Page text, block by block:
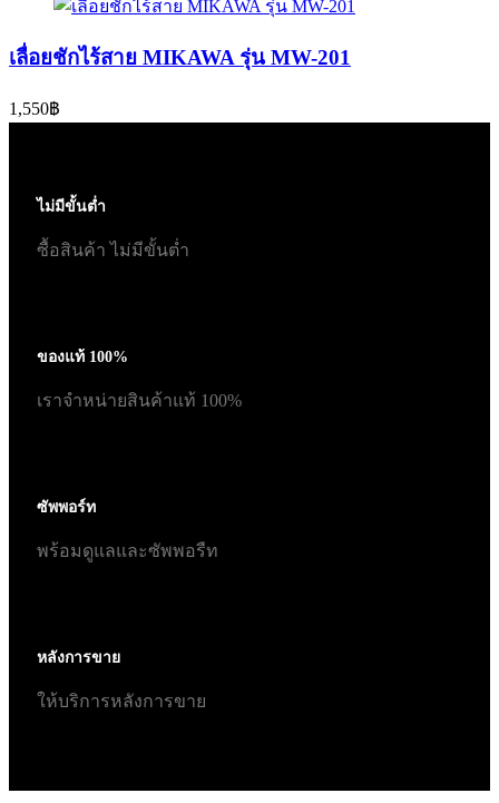
เลื่อยชักไร้สาย MIKAWA รุ่น MW-201
1,550฿
ไม่มีขั้นต่ำ
ซื้อสินค้า ไม่มีขั้นต่ำ
ของแท้ 100%
เราจำหน่ายสินค้าแท้ 100%
ซัพพอร์ท
พร้อมดูแลและซัพพอรืท
หลังการขาย
ให้บริการหลังการขาย